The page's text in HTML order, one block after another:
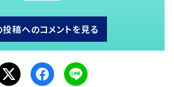
投稿へのコメントを見る